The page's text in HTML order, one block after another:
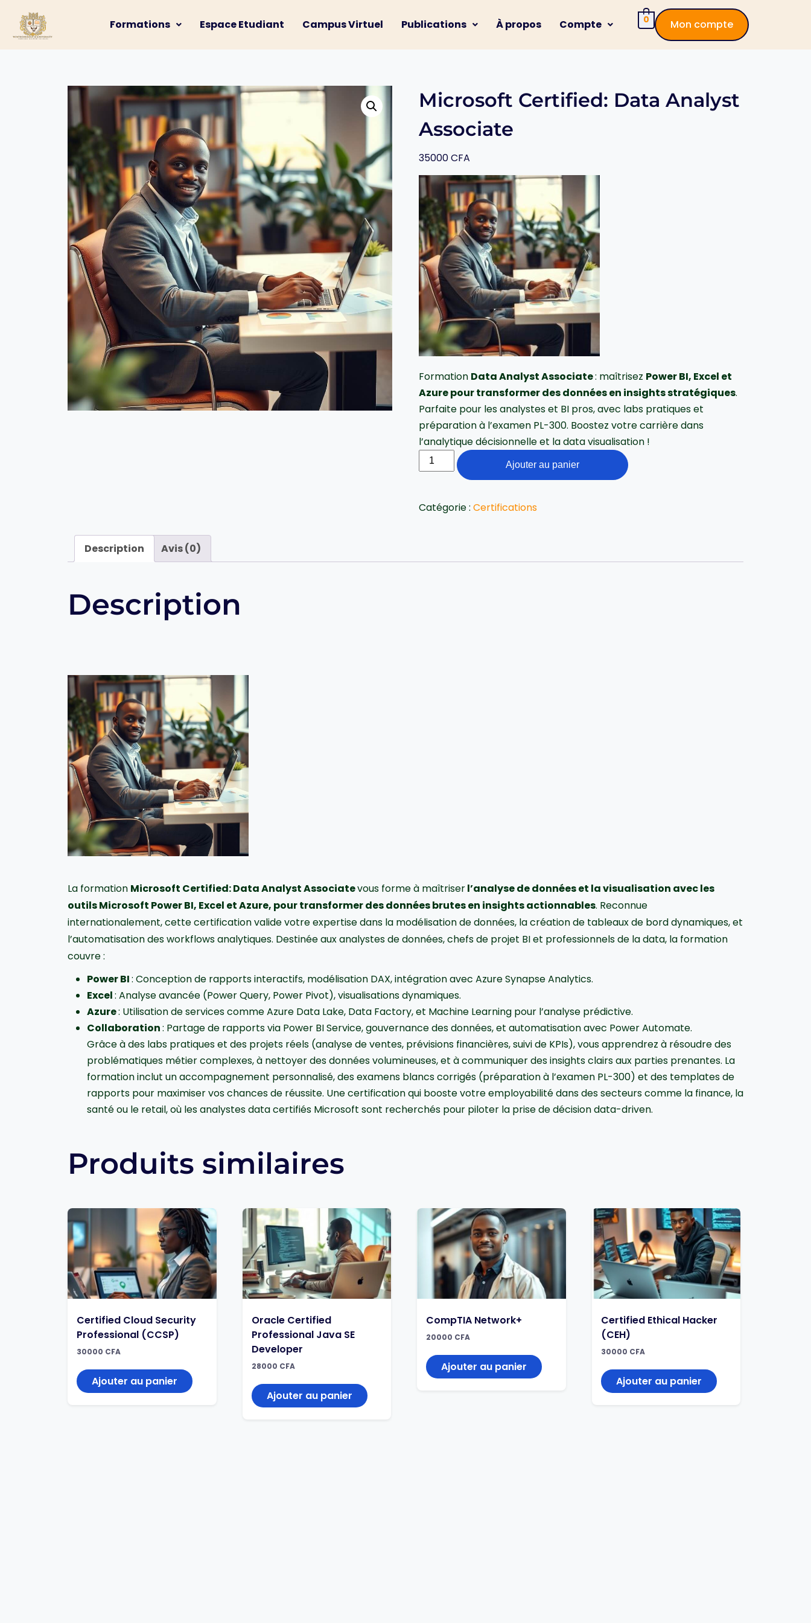
Formations Espace Etudiant Campus Virtuel Publications À propos Compte 0 Mon compte
Microsoft Certified: Data Analyst
Associate
35000CFA
Formation Data Analyst Associate: maîtrisez Power BI, Excel et
Azure pour transformer des données en insights stratégiques.
Parfaite pour les analystes et BI pros, avec labs pratiques et
préparation à l’examen PL-300. Boostez votre carrière dans
l’analytique décisionnelle et la data visualisation !
Ajouter au panier
Catégorie :Certifications
Description Avis (0)
Description
La formation Microsoft Certified: Data Analyst Associatevous forme à maîtriserl’analyse de données et la visualisation avec les
outils Microsoft Power BI, Excel et Azure, pour transformer des données brutes en insights actionnables. Reconnue
internationalement, cette certification valide votre expertise dans la modélisation de données, la création de tableaux de bord dynamiques, et
l’automatisation des workflows analytiques. Destinée aux analystes de données, chefs de projet BI et professionnels de la data, la formation
couvre :
Power BI: Conception de rapports interactifs, modélisation DAX, intégration avec Azure Synapse Analytics.
Excel: Analyse avancée (Power Query, Power Pivot), visualisations dynamiques.
Azure: Utilisation de services comme Azure Data Lake, Data Factory, et Machine Learning pour l’analyse prédictive.
Collaboration: Partage de rapports via Power BI Service, gouvernance des données, et automatisation avec Power Automate.
Grâce à des labs pratiques et des projets réels (analyse de ventes, prévisions financières, suivi de KPIs), vous apprendrez à résoudre des
problématiques métier complexes, à nettoyer des données volumineuses, et à communiquer des insights clairs aux parties prenantes. La
formation inclut un accompagnement personnalisé, des examens blancs corrigés (préparation à l’examen PL-300) et des templates de
rapports pour maximiser vos chances de réussite. Une certification qui booste votre employabilité dans des secteurs comme la finance, la
santé ou le retail, où les analystes data certifiés Microsoft sont recherchés pour piloter la prise de décision data-driven.
Produits similaires
Certified Cloud Security
Professional (CCSP)
30000 CFA
Ajouter au panier
Oracle Certified
Professional Java SE
Developer
28000 CFA
Ajouter au panier
CompTIA Network+
20000 CFA
Ajouter au panier
Certified Ethical Hacker
(CEH)
30000 CFA
Ajouter au panier